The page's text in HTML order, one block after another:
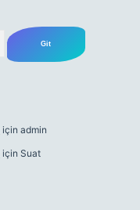
için admin
için Suat